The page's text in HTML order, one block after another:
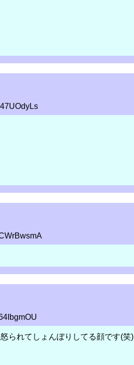
られてしょんぼりしてる顔です(笑)